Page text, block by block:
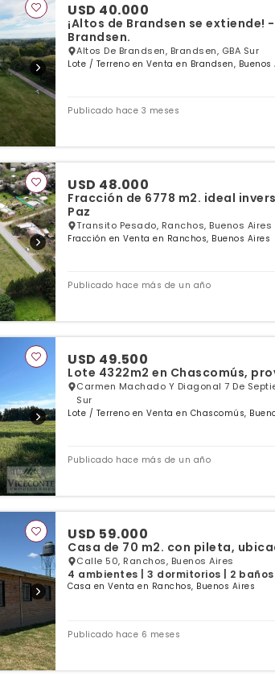
USD 40.000
¡Altos de Brandsen se extiende!
Brandsen.
Altos De Brandsen, Brandsen, GBA Sur
Lote / Terreno en Venta en Brandsen, Buenos
Publicado hace 3 meses
USD 48.000
Fracción de 6778 m2. ideal
Paz
Transito Pesado, Ranchos, Buenos Aires
Fracción en Venta en Ranchos, Buenos Aires
Publicado hace más de un año
USD 49.500
Lote 4322m2 en Chascomús,
Carmen Machado Y Diagonal 7 De
Sur
Lote / Terreno en Venta en Chascomús,
Publicado hace más de un año
USD 59.000
Casa de 70 m2. con pileta,
Calle 50, Ranchos, Buenos Aires
4 ambientes | 3 dormitorios | 2 baños
Casa en Venta en Ranchos, Buenos Aires
Publicado hace 6 meses